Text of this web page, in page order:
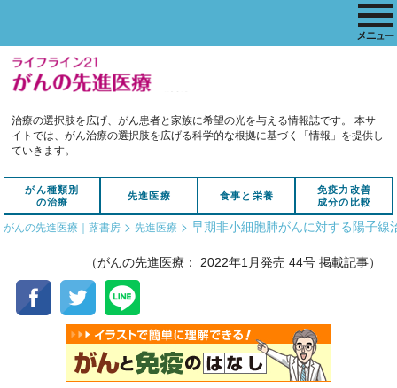
治療の選択肢を広げ、がん患者と家族に希望の光を与える情報誌です。
本サ
イトでは、がん治療の選択肢を広げる科学的な根拠に基づく「情報」を提供し
ていきます。
がん種類別
の治療
先進医療 食事と栄養
免疫力改善
成分の比較
がんの先進医療｜蕗書房 > 先進医療 >早期非小細胞肺がんに対する陽子線
（がんの先進医療： 2022年1月発売 44号 掲載記事）